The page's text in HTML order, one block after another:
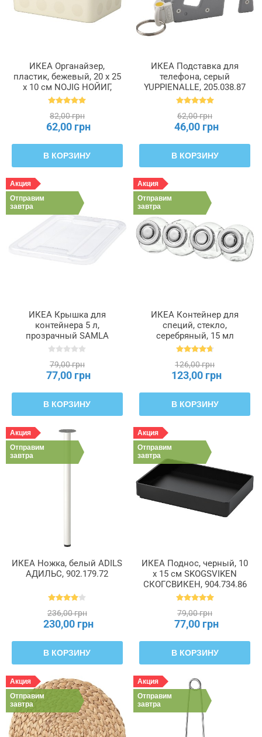
ИКЕА Органайзер,
пластик, бежевый, 20 x 25
x 10 см NOJIG НОЙИГ,
204.681.05
82,00 грн
62,00 грн
В КОРЗИНУ
ИКЕА Подставка для
телефона, серый
YUPPIENALLE, 205.038.87
62,00 грн
46,00 грн
В КОРЗИНУ
Акция
Отправим
завтра
ИКЕА Крышка для
контейнера 5 л,
прозрачный SAMLA
САМЛА, 504.550.88
79,00 грн
77,00 грн
В КОРЗИНУ
Акция
Отправим
завтра
ИКЕА Контейнер для
специй, стекло,
серебряный, 15 мл
RAJTAN РАЙТАН,
126,00 грн
123,00 грн
В КОРЗИНУ
Акция
Отправим
завтра
ИКЕА Ножка, белый ADILS
АДИЛЬС, 902.179.72
236,00 грн
230,00 грн
В КОРЗИНУ
Акция
Отправим
завтра
ИКЕА Поднос, черный, 10
х 15 см SKOGSVIKEN
СКОГСВИКЕН, 904.734.86
79,00 грн
77,00 грн
В КОРЗИНУ
Акция
Отправим
завтра
Акция
Отправим
завтра